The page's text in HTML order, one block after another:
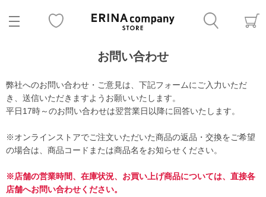
お問い合わせ
弊社へのお問い合わせ・ご意見は、下記フォームにご入力いただ
き、送信いただきますようお願いいたします。
平日17時～のお問い合わせは翌営業日以降に回答いたします。
※オンラインストアでご注文いただいた商品の返品・交換をご希望
の場合は、商品コードまたは商品名をお知らせください。
※店舗の営業時間、在庫状況、お買い上げ商品については、直接各
店舗へお問い合わせください。